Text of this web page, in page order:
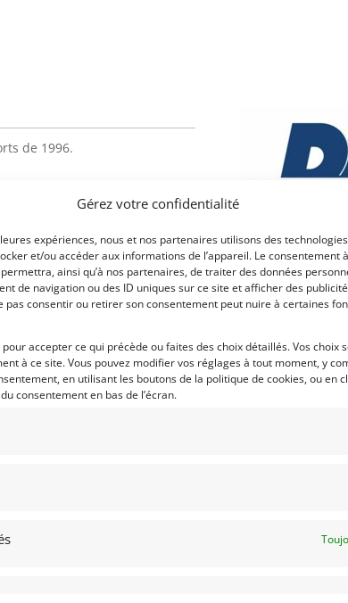
Gérez votre confidentialité
expériences, nous et nos partenaires utilisons des
et/ou accéder aux informations de l’appareil. Le consentement
ainsi qu’à nos partenaires, de traiter des données
de navigation ou des ID uniques sur ce site et afficher des
pas consentir ou retirer son consentement peut nuire à certaines
accepter ce qui précède ou faites des choix détaillés. Vos choix
à ce site. Vous pouvez modifier vos réglages à tout moment, y
en utilisant les boutons de la politique de cookies, ou en
consentement en bas de l’écran.
de 1996.
Voir les 224
Publié: 1 mai 2024 (il y
Catégorie :
Marque :